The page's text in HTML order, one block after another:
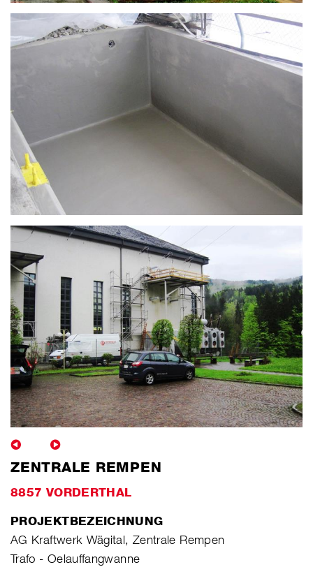
ZENTRALE REMPEN
8857 VORDERTHAL
PROJEKTBEZEICHNUNG
AG Kraftwerk Wägital, Zentrale Rempen
Trafo - Oelauffangwanne